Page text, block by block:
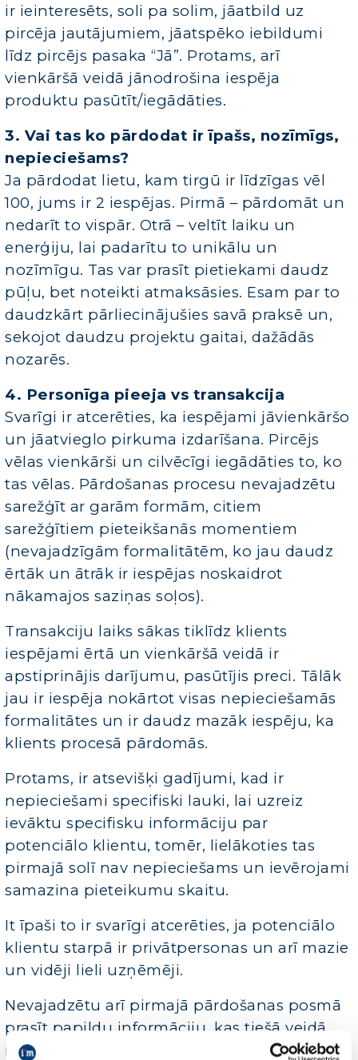
ir ieinteresēts, soli pa solim, jāatbild uz
pircēja jautājumiem, jāatspēko iebildumi
līdz pircējs pasaka “Jā”. Protams, arī
vienkāršā veidā jānodrošina iespēja
produktu pasūtīt/iegādāties.
3. Vai tas ko pārdodat ir īpašs, nozīmīgs,
nepieciešams?
Ja pārdodat lietu, kam tirgū ir līdzīgas vēl
100, jums ir 2 iespējas. Pirmā – pārdomāt un
nedarīt to vispār. Otrā – veltīt laiku un
enerģiju, lai padarītu to unikālu un
nozīmīgu. Tas var prasīt pietiekami daudz
pūļu, bet noteikti atmaksāsies. Esam par to
daudzkārt pārliecinājušies savā praksē un,
sekojot daudzu projektu gaitai, dažādās
nozarēs.
4. Personīga pieeja vs transakcija
Svarīgi ir atcerēties, ka iespējami jāvienkāršo
un jāatvieglo pirkuma izdarīšana. Pircējs
vēlas vienkārši un cilvēcīgi iegādāties to, ko
tas vēlas. Pārdošanas procesu nevajadzētu
sarežģīt ar garām formām, citiem
sarežģītiem pieteikšanās momentiem
(nevajadzīgām formalitātēm, ko jau daudz
ērtāk un ātrāk ir iespējas noskaidrot
nākamajos saziņas soļos).
Transakciju laiks sākas tiklīdz klients
iespējami ērtā un vienkāršā veidā ir
apstiprinājis darījumu, pasūtījis preci. Tālāk
jau ir iespēja nokārtot visas nepieciešamās
formalitātes un ir daudz mazāk iespēju, ka
klients procesā pārdomās.
Protams, ir atsevišķi gadījumi, kad ir
nepieciešami specifiski lauki, lai uzreiz
ievāktu specifisku informāciju par
potenciālo klientu, tomēr, lielākoties tas
pirmajā solī nav nepieciešams un ievērojami
samazina pieteikumu skaitu.
It īpaši to ir svarīgi atcerēties, ja potenciālo
klientu starpā ir privātpersonas un arī mazie
un vidēji lieli uzņēmēji.
Nevajadzētu arī pirmajā pārdošanas posmā
prasīt papildu informāciju, kas tiešā veidā
nav kritiski nozīmīga pasūtījuma izdarīšanai.